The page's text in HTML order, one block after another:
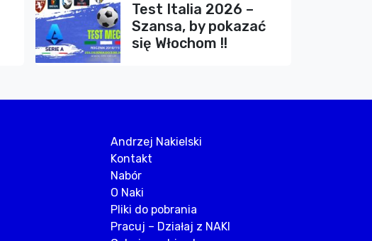
Test Italia 2026 –
Szansa, by pokazać
się Włochom !!
Andrzej Nakielski
Kontakt
Nabór
O Naki
Pliki do pobrania
Pracuj – Działaj z NAKI